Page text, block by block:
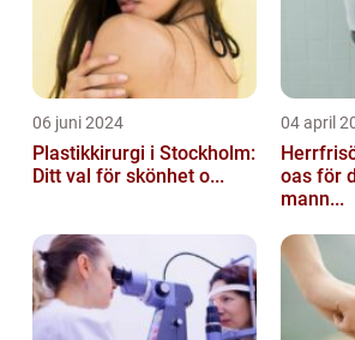
06 juni 2024
Plastikkirurgi i Stockholm:
Ditt val för skönhet o...
04 april
oas för
mann...